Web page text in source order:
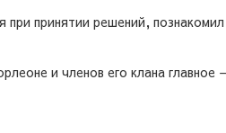
принятии решений,
и членов его клана главное